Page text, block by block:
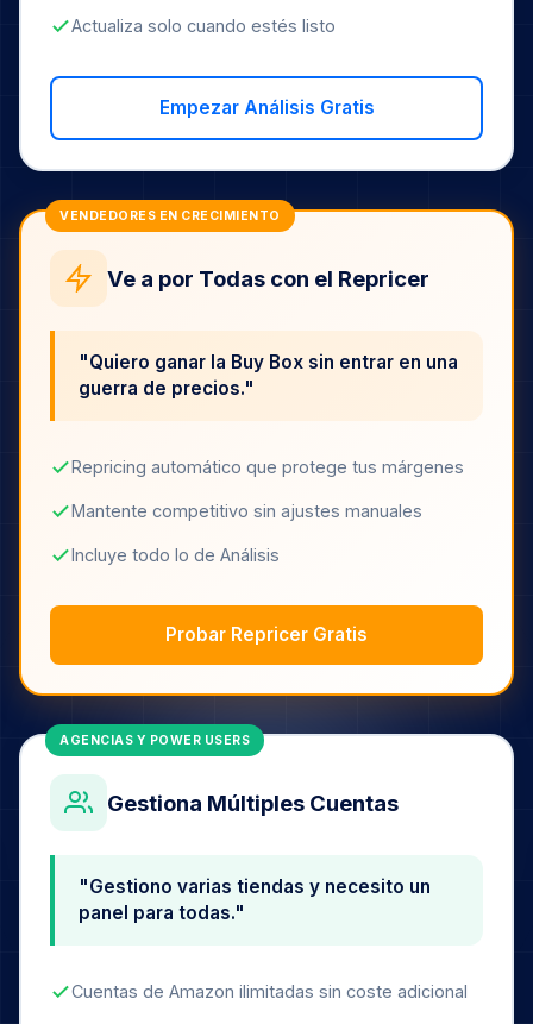
Actualiza solo cuando estés listo
Empezar Análisis Gratis
VENDEDORES EN CRECIMIENTO
Ve a por Todas con el Repricer
"Quiero ganar la Buy Box sin entrar en una
guerra de precios."
Repricing automático que protege tus márgenes
Mantente competitivo sin ajustes manuales
Incluye todo lo de Análisis
Probar Repricer Gratis
AGENCIAS Y POWER USERS
Gestiona Múltiples Cuentas
"Gestiono varias tiendas y necesito un
panel para todas."
Cuentas de Amazon ilimitadas sin coste adicional